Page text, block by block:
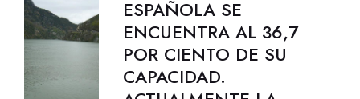
ESPAÑOLA SE
ENCUENTRA AL 36,7
POR CIENTO DE SU
CAPACIDAD.